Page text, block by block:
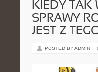
KIEDY TAK
SPRAWY
JEST Z
POSTED BY ADMIN